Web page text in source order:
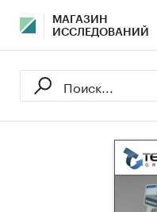
МАГАЗИН
ИССЛЕДОВАНИЙ